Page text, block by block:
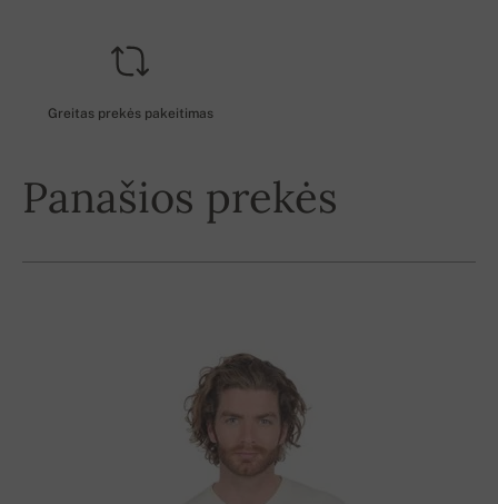
Greitas prekės pakeitimas
Panašios prekės